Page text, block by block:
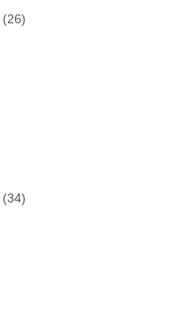
(26)
(34)